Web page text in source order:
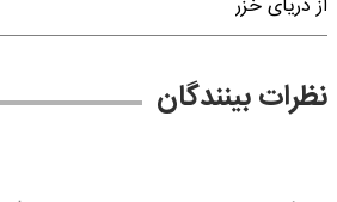
نظرات بینندگان